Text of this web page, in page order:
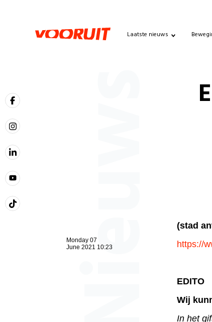
Laatste nieuws
Nieuws
Monday 07
June 2021 10:23
(stad
https://
EDITO
Wij
In het